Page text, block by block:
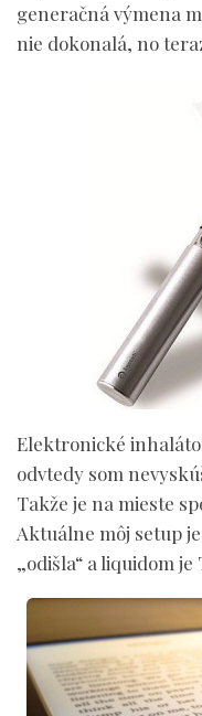
generačná výmena
nie dokonalá, no
Elektronické
odvtedy som
Takže je na mieste
Aktuálne môj setup
„odišla“ a liquidom je